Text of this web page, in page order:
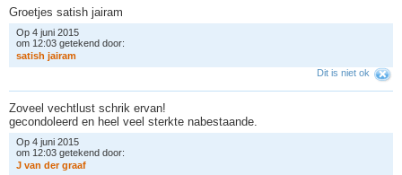
Groetjes satish jairam
Op 4 juni 2015
om 12:03 getekend door:
satish jairam
Dit is niet ok
Zoveel vechtlust schrik ervan!
gecondoleerd en heel veel sterkte nabestaande.
Op 4 juni 2015
om 12:03 getekend door:
J van der graaf